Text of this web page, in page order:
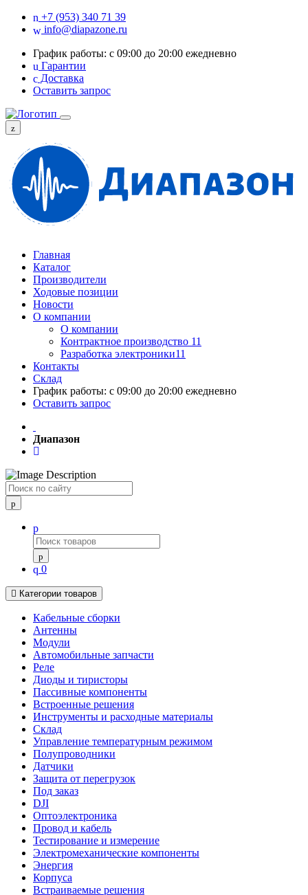
+7 (953) 340 71 39
info@diapazone.ru
График работы: с 09:00 до 20:00 ежедневно
Гарантии
Доставка
Оставить запрос
Главная
Каталог
Производители
Ходовые позиции
Новости
О компании
О компании
Контрактное производство 11
Разработка электроники11
Контакты
Склад
График работы: с 09:00 до 20:00 ежедневно
Оставить запрос
Диапазон
Поиск
0
Категории товаров
Кабельные сборки
Антенны
Модули
Автомобильные запчасти
Реле
Диоды и тиристоры
Пассивные компоненты
Встроенные решения
Инструменты и расходные материалы
Склад
Управление температурным режимом
Полупроводники
Датчики
Защита от перегрузок
Под заказ
DJI
Оптоэлектроника
Провод и кабель
Тестирование и измерение
Электромеханические компоненты
Энергия
Корпуса
Встраиваемые решения